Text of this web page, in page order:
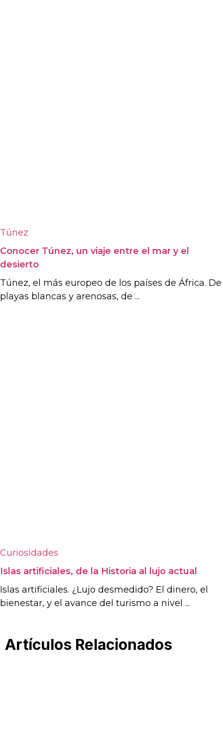
Túnez
Conocer Túnez, un viaje entre el mar y el
desierto
Túnez, el más europeo de los países de África. De
playas blancas y arenosas, de ...
Curiosidades
Islas artificiales, de la Historia al lujo actual
Islas artificiales. ¿Lujo desmedido? El dinero, el
bienestar, y el avance del turismo a nivel ...
Artículos Relacionados